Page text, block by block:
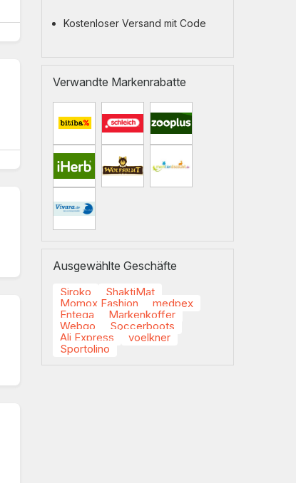
Kostenloser Versand mit Code
Verwandte Markenrabatte
Ausgewählte Geschäfte
Siroko
ShaktiMat
Momox Fashion
medpex
Entega
Markenkoffer
Webgo
Soccerboots
Ali Express
voelkner
Sportolino